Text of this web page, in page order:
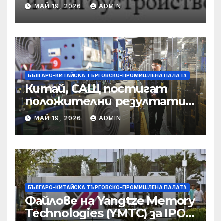
съсредоточи върху
борбата с
корпоративната
престъпност
МАЙ 19, 2026 ADMIN
БЪЛГАРО-КИТАЙСКА ТЪРГОВСКО-ПРОМИШЛЕНА ПАЛAТА
Китай, САЩ постигат
положителни резултати в
икономическите и
търговски консултации:
министерство
МАЙ 19, 2026 ADMIN
БЪЛГАРО-КИТАЙСКА ТЪРГОВСКО-ПРОМИШЛЕНА ПАЛAТА
Файлове на Yangtze Memory
Technologies (YMTC) за IPO